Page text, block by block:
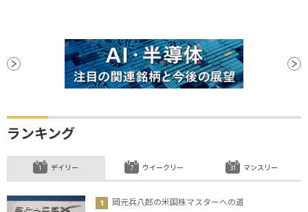
ランキング
デイリー
岡元兵八郎の米国株マスターへの道
ウイークリー マンスリー